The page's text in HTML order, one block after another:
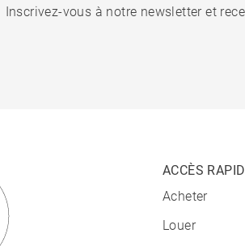
Inscrivez-vous à notre newsletter et
ACCÈS
Acheter
Louer